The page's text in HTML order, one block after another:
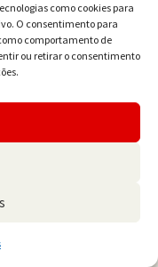
como cookies para
O consentimento para
comportamento de
ou retirar o consentimento